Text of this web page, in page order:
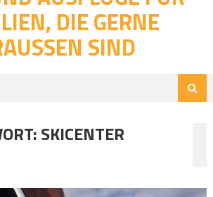
DIE GERNE
SIND
SKICENTER